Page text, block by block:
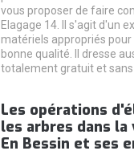
vous proposer de faire
Elagage 14. Il s'agit d'un
matériels appropriés
bonne qualité. Il dresse
totalement gratuit et
Les opérations
les arbres dans la
En Bessin et ses